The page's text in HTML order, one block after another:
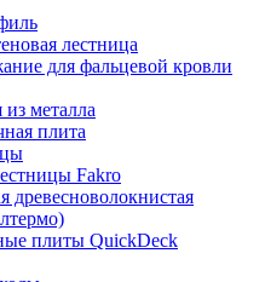
лестница
для фальцевой кровли
металла
плита
Fakro
плиты QuickDeck